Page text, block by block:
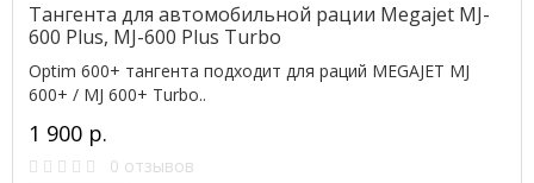
Тангента для автомобильной рации Megajet MJ-
600 Plus, MJ-600 Plus Turbo
Optim 600+ тангента подходит для раций MEGAJET MJ
600+ / MJ 600+ Turbo..
1 900 р.
0 отзывов